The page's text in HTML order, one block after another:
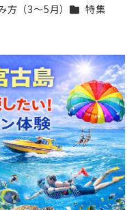
方（3〜5月）カテゴリー
特集